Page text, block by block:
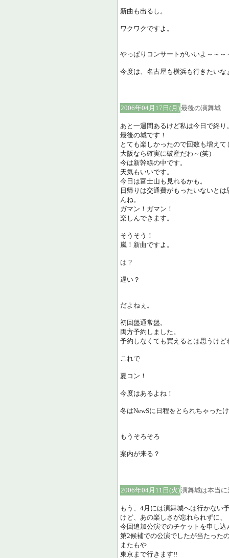
新曲も出るし。
ワクワクですよ。
やっぱりコンサートがいいよ～～～
今度は、名古屋も横浜も行きたいな
2006年04月17日(月)最後の演舞城
あと一週間あるけど私は今日で終り
最後の城です！
とても楽しかったので回数も増えて
大阪なら確実に破産だわ～(笑）
今は新幹線の中です。
天気もいいです。
今日は富士山も見れるかも。
日帰りは交通費がもったいないと
んね。
ガマン！ガマン！
楽しんできます。
そうそう！
嵐！新曲ですよ。
は？
遅い？
だよねぇ。
初回盤通常盤。
両方予約しました。
予約しなくても買えるとは思うけど
これで
夏コン！
今度はあるよね！
冬はNewSに日程をとられちゃった
もうそろそろ
案内が来る？
2006年04月11日(火)演舞城は本当
もう、4月には演舞城へは行かない
けど、あの楽しさが忘れられずに、
今回追加公演でのチケットを申し込
第2候補での公演でしたが当たった
またもや
東京まで行きます!!